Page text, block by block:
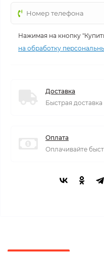
Нажимая на кнопку
на обработку
Доставка
Быстрая доставка
Оплата
Оплачивайте